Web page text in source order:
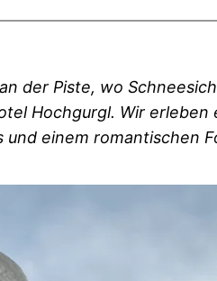
der Piste, wo
Hochgurgl. Wir
und einem romantischen